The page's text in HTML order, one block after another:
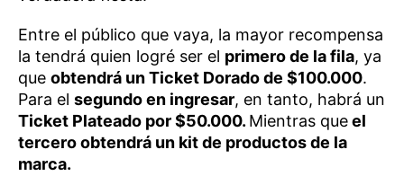
Entre el público que vaya, la mayor recompensa
la tendrá quien logré ser el primero de la fila, ya
que obtendrá un Ticket Dorado de $100.000.
Para el segundo en ingresar, en tanto, habrá un
Ticket Plateado por $50.000. Mientras queel
tercero obtendrá un kit de productos de la
marca.